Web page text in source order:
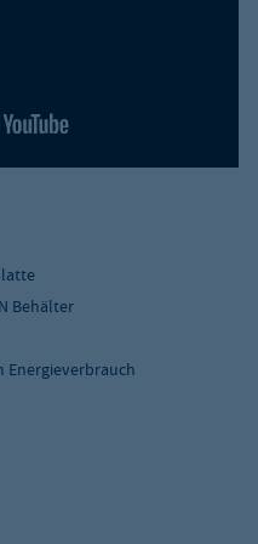
Behälter